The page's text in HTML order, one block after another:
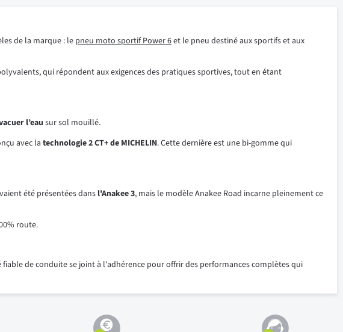
de la marque : le pneu moto sportif Power 6et le pneu destiné aux sportifs et aux
qui répondent aux exigences des pratiques sportives, tout en étant
l’eausur sol mouillé.
avec la technologie 2 CT+ de MICHELIN. Cette dernière est une bi-gomme qui
été présentées dans l'Anakee 3, mais le modèle Anakee Road incarne pleinement ce
route.
fiable de conduite se joint à l'adhérence pour offrir des performances complètes qui